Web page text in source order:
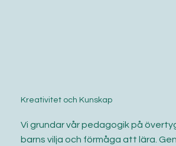
Kreativitet och Kunskap
Vi grundar vår pedagogik på
barns vilja och förmåga att lära.